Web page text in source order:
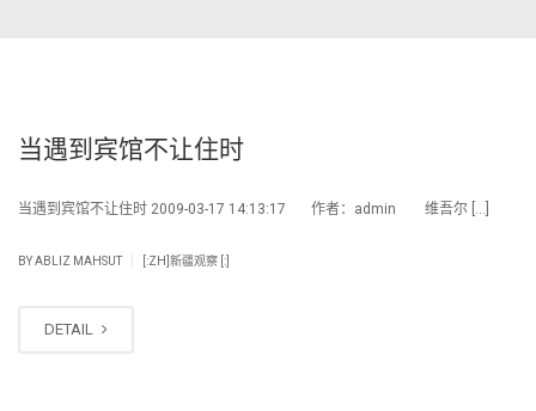
当遇到宾馆不让住时
当遇到宾馆不让住时 2009-03-17 14:13:17 作者：admin 维吾尔 […]
BYABLIZ MAHSUT [:ZH]新疆观察 [:]
DETAIL